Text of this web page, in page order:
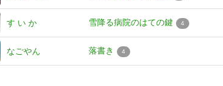
す い か 雪降る病院のはての鍵 4
なごやん 落書き 4